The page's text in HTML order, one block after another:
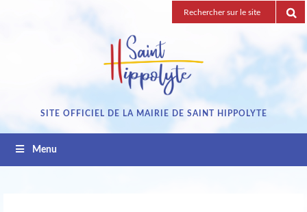
Recherche
pour
SITE OFFICIEL DE LA MAIRIE DE SAINT HIPPOLYTE
Menu